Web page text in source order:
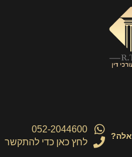
052-2044600
לחץ כאן כדי להתקשר